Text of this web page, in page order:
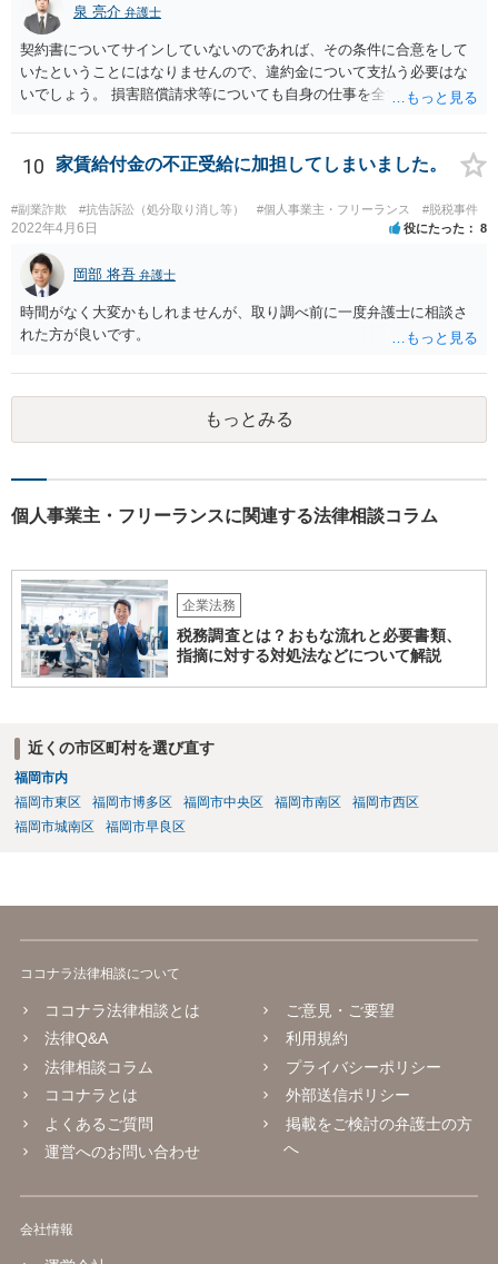
泉 亮介 弁護士
契約書についてサインしていないのであれば、その条件に合意をして
いたということにはなりませんので、違約金について支払う必要はな
いでしょう。 損害賠償請求等についても自身の仕事を全て処理してか
10 家賃給付金の不正受給に加担してしまいました。
#副業詐欺 #抗告訴訟（処分取り消し等） #個人事業主・フリーランス #脱税事件
2022年4月6日 役にたった 8
岡部 将吾 弁護士
時間がなく大変かもしれませんが、取り調べ前に一度弁護士に相談さ
れた方が良いです。
もっとみる
個人事業主・フリーランスに関連する法律相談コラム
企業法務
税務調査とは？おもな流れと必要書類、
指摘に対する対処法などについて解説
近くの市区町村を選び直す
福岡市内
福岡市東区
福岡市博多区 福岡市中央区 福岡市南区
福岡市西区
福岡市城南区
福岡市早良区
ココナラ法律相談について
ココナラ法律相談とは
法律Q&A
法律相談コラム
ココナラとは
よくあるご質問
運営へのお問い合わせ
ご意見・ご要望
利用規約
プライバシーポリシー
外部送信ポリシー
掲載をご検討の弁護士の方
へ
会社情報